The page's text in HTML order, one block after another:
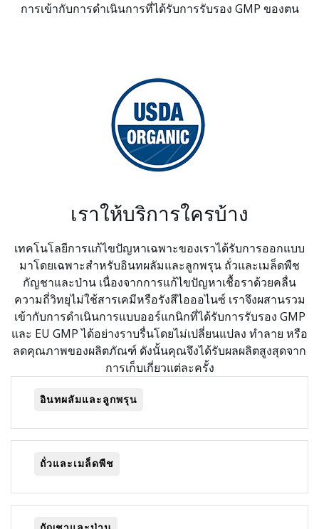
การเข้ากับการดำเนินการที่ได้รับการรับรอง GMP ของตน
เราให้บริการใครบ้าง
เทคโนโลยีการแก้ไขปัญหาเฉพาะของเราได้รับการออกแบบ
มาโดยเฉพาะสำหรับอินทผลัมและลูกพรุน ถั่วและเมล็ดพืช
กัญชาและป่าน เนื่องจากการแก้ไขปัญหาเชื้อราด้วยคลื่น
ความถี่วิทยุไม่ใช้สารเคมีหรือรังสีไอออไนซ์ เราจึงผสานรวม
เข้ากับการดำเนินการแบบออร์แกนิกที่ได้รับการรับรอง GMP
และ EU GMP ได้อย่างราบรื่นโดยไม่เปลี่ยนแปลง ทำลาย หรือ
ลดคุณภาพของผลิตภัณฑ์ ดังนั้นคุณจึงได้รับผลผลิตสูงสุดจาก
การเก็บเกี่ยวแต่ละครั้ง
อินทผลัมและลูกพรุน
ถั่วและเมล็ดพืช